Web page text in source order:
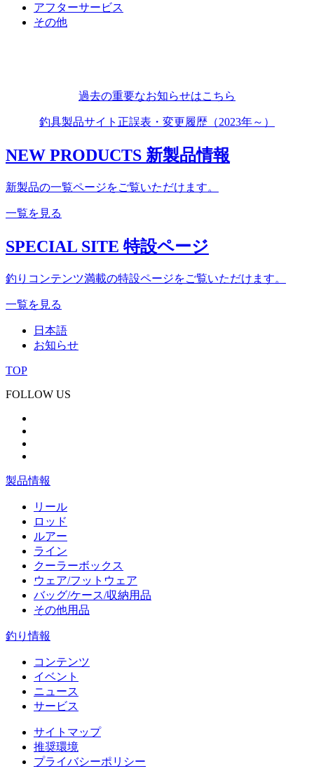
アフターサービス
その他
過去の重要なお知らせはこちら
釣具製品サイト正誤表・変更履歴（2023年～）
NEW PRODUCTS 新製品情報
新製品の一覧ページをご覧いただけます。
一覧を見る
SPECIAL SITE 特設ページ
釣りコンテンツ満載の特設ページをご覧いただけます。
一覧を見る
日本語
お知らせ
TOP
FOLLOW US
製品情報
リール
ロッド
ルアー
ライン
クーラーボックス
ウェア/フットウェア
バッグ/ケース/収納用品
その他用品
釣り情報
コンテンツ
イベント
ニュース
サービス
サイトマップ
推奨環境
プライバシーポリシー